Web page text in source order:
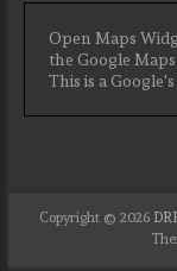
Open Maps
the Google
This is a
Copyright © 2026